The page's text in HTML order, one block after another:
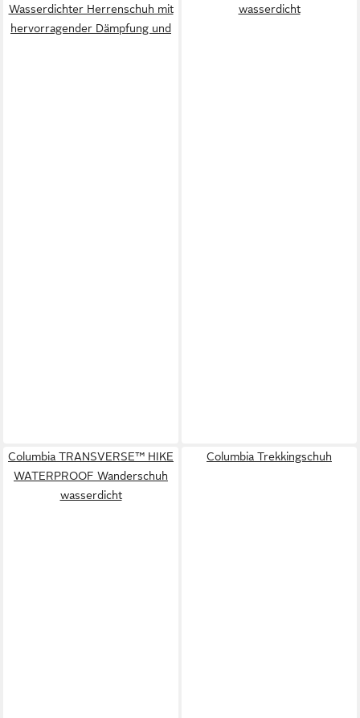
Wasserdichter Herrenschuh mit
hervorragender Dämpfung und
wasserdicht
Columbia TRANSVERSE™ HIKE
WATERPROOF Wanderschuh
wasserdicht
Columbia Trekkingschuh